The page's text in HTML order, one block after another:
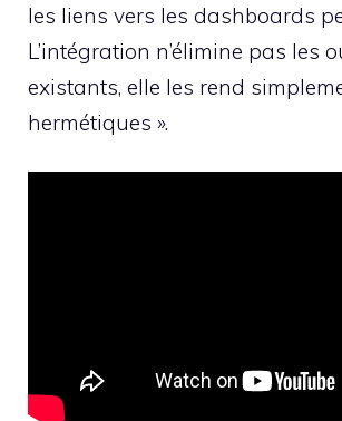
les liens vers les dashboards
L’intégration n’élimine pas les
existants, elle les rend
hermétiques ».